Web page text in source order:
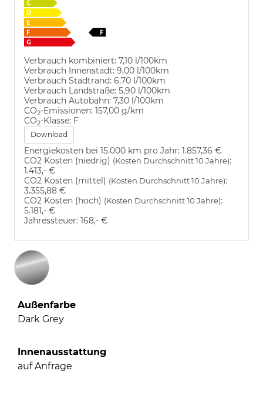
Verbrauch kombiniert: 7,10 l/100km
Verbrauch Innenstadt: 9,00 l/100km
Verbrauch Stadtrand: 6,70 l/100km
Verbrauch Landstraße: 5,90 l/100km
Verbrauch Autobahn: 7,30 l/100km
CO2-Emissionen: 157,00 g/km
CO2-Klasse: F
Download
Energiekosten bei 15.000 km pro Jahr: 1.857,36 €
CO2 Kosten (niedrig) (Kosten Durchschnitt 10 Jahre):
1.413,- €
CO2 Kosten (mittel) (Kosten Durchschnitt 10 Jahre):
3.355,88 €
CO2 Kosten (hoch) (Kosten Durchschnitt 10 Jahre):
5.181,- €
Jahressteuer: 168,- €
Außenfarbe
Dark Grey
Innenausstattung
auf Anfrage